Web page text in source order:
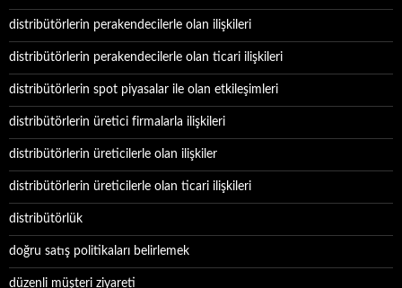
distribütörlerin perakendecilerle olan ilişkileri
distribütörlerin perakendecilerle olan ticari ilişkileri
distribütörlerin spot piyasalar ile olan etkileşimleri
distribütörlerin üretici firmalarla ilişkileri
distribütörlerin üreticilerle olan ilişkiler
distribütörlerin üreticilerle olan ticari ilişkileri
distribütörlük
doğru satış politikaları belirlemek
düzenli müşteri ziyareti